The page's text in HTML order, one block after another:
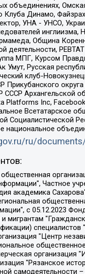
объединениях,
Динамо,
УНА - УНСО,
инглиизма,
Община
деятельности,
МПГ, Курсом
Умут, Русская
клуб-
Прикубанского
Архангельской
Platforms Inc,
Всетатарское
Социалистической
национальное
ru/
Автономная некоммерческая организация социальной поддержки населения "Проект Апрель", Региональная общественная организация помощи женщинам и детям, находящимся в кризисной ситуации "Информационно-методический центр "Анна", Фонд содействия развитию массовых коммуникаций и правовому просвещению "Так-так-Так", Фонд содействия устойчивому развитию "Серебряная тайга", Свердловский региональный общественный фонд социальных проектов "Новое время", "Idel.Реалии", Кавказ.Реалии, Крым.Реалии, Телеканал Настоящее Время, Татаро-башкирская служба Радио Свобода (Azatliq Radiosi), Радио Свободная Европа/Радио Свобода (PCE/PC), "Сибирь.Реалии", "Фактограф", Благотворительный фонд помощи осужденным и их семьям, Автономная некоммерческая организация "Институт глобализации и социальных движений", Фонд "В защиту прав заключенных", Частное учреждение "Центр поддержки и содействия развитию средств массовой информации", Пензенский региональный общественный благотворительный фонд "Гражданский союз", "Север.Реалии", Некоммерческая организация Фонд "Правовая инициатива", Общество с ограниченной ответственностью "Радио Свободная Европа/Радио Свобода", Чешское информационное агентство "MEDIUM-ORIENT", Красноярская региональная общественная организация "Мы против СПИДа", Камалягин Денис Николаевич, Маркелов Сергей Евгеньевич,